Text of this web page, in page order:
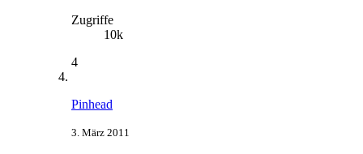
Zugriffe
10k
4
Pinhead
3. März 2011